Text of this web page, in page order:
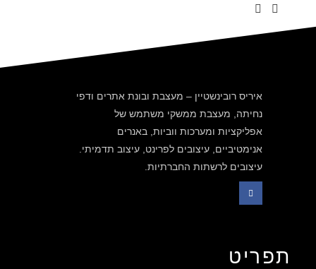
איריס רובינשטיין – מעצבת ובונת אתרים ודפי
נחיתה, מעצבת ממשקי משתמש של
אפליקציות ומערכות ווביות, באנרים
אנימטיביים, עיצובים לפרינט, עיצוב תדמיתי.
עיצובים לרשתות החברתיות.
תפריט